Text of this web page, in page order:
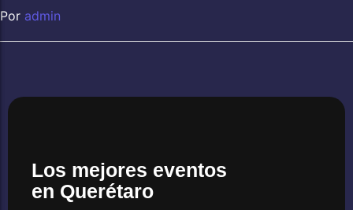
Por admin
Los mejores eventos
en Querétaro